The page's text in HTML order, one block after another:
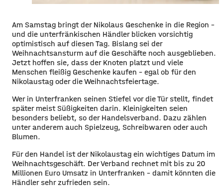
Am Samstag bringt der Nikolaus Geschenke in die Region –
und die unterfränkischen Händler blicken vorsichtig
optimistisch auf diesen Tag. Bislang sei der
Weihnachtsansturm auf die Geschäfte noch ausgeblieben.
Jetzt hoffen sie, dass der Knoten platzt und viele
Menschen fleißig Geschenke kaufen – egal ob für den
Nikolaustag oder die Weihnachtsfeiertage.
Wer in Unterfranken seinen Stiefel vor die Tür stellt, findet
später meist Süßigkeiten darin. Kleinigkeiten seien
besonders beliebt, so der Handelsverband. Dazu zählen
unter anderem auch Spielzeug, Schreibwaren oder auch
Blumen.
Für den Handel ist der Nikolaustag ein wichtiges Datum im
Weihnachtsgeschäft. Der Verband rechnet mit bis zu 20
Millionen Euro Umsatz in Unterfranken – damit könnten die
Händler sehr zufrieden sein.